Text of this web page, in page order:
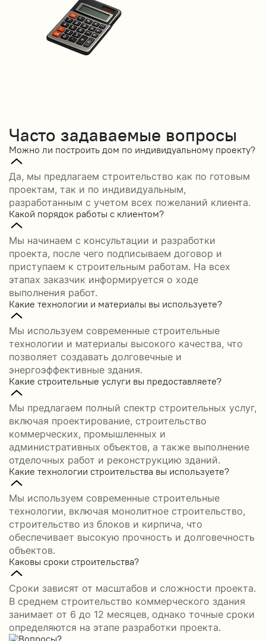
Часто задаваемые вопросы
Можно ли построить дом по индивидуальному проекту?
Да, мы предлагаем строительство как по готовым
проектам, так и по индивидуальным,
разработанным с учетом всех пожеланий клиента.
Какой порядок работы с клиентом?
Мы начинаем с консультации и разработки
проекта, после чего подписываем договор и
приступаем к строительным работам. На всех
этапах заказчик информируется о ходе
выполнения работ.
Какие технологии и материалы вы используете?
Мы используем современные строительные
технологии и материалы высокого качества, что
позволяет создавать долговечные и
энергоэффективные здания.
Какие строительные услуги вы предоставляете?
Мы предлагаем полный спектр строительных услуг,
включая проектирование, строительство
коммерческих, промышленных и
административных объектов, а также выполнение
отделочных работ и реконструкцию зданий.
Какие технологии строительства вы используете?
Мы используем современные строительные
технологии, включая монолитное строительство,
строительство из блоков и кирпича, что
обеспечивает высокую прочность и долговечность
объектов.
Каковы сроки строительства?
Сроки зависят от масштабов и сложности проекта.
В среднем строительство коммерческого здания
занимает от 6 до 12 месяцев, однако точные сроки
определяются на этапе разработки проекта.